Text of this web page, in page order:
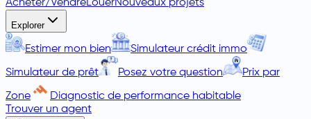
Acheter/VendreLouerNouveaux projets
Explorer
Estimer mon bien Simulateur crédit immo
Simulateur de prêt Posez votre question Prix par
Zone
Diagnostic de performance habitable
Trouver un agent